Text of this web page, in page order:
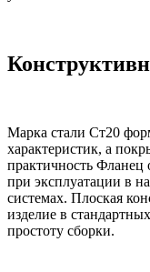
Марка стали Ст20
характеристик, а
практичность
при эксплуатации в
системах. Плоская
изделие в
простоту сборки.